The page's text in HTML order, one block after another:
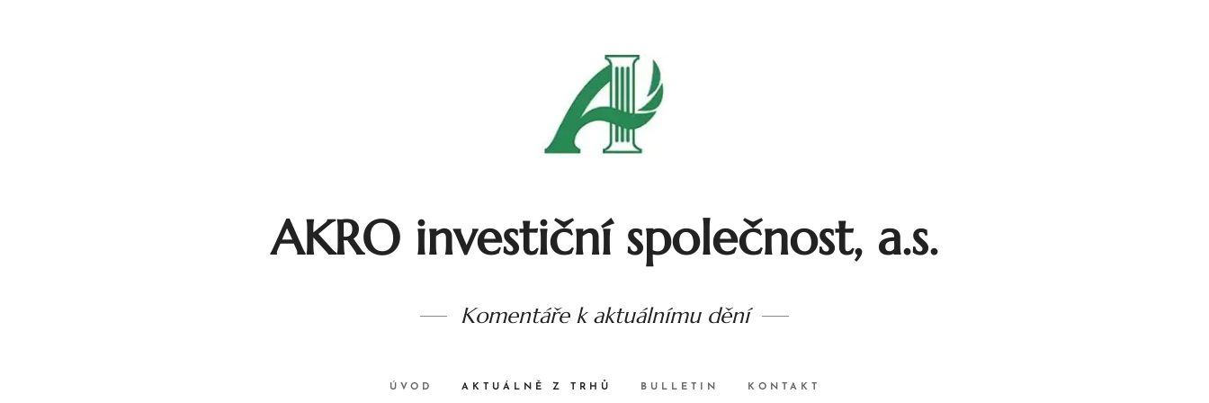
AKRO investiční společnost, a.s.
Komentáře k aktuálnímu dění
ÚVOD AKTUÁLNĚ Z TRHŮ BULLETIN KONTAKT